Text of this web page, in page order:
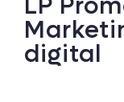
digital